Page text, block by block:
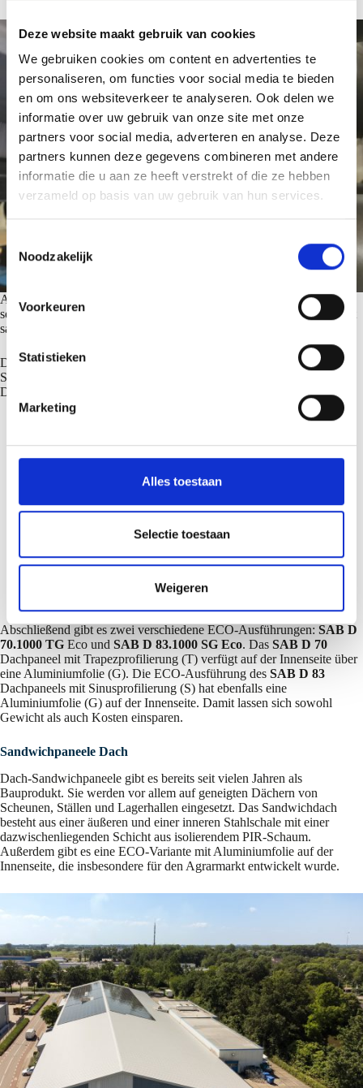
Deze website maakt gebruik van cookies
We gebruiken cookies om content en advertenties te
personaliseren, om functies voor social media te bieden
en om ons websiteverkeer te analyseren. Ook delen we
informatie over uw gebruik van onze site met onze
partners voor social media, adverteren en analyse. Deze
partners kunnen deze gegevens combineren met andere
informatie die u aan ze heeft verstrekt of die ze hebben
verzameld op basis van uw gebruik van hun services.
e
s
t
e
m
m
i
Noodzakelijk
Voorkeuren
Statistieken
Marketing
Alles toestaan
Selectie toestaan
Weigeren
Außerdem haben wir verschiedene Dachzubehörteile, wie Firstprofile
sowie First- und Rinnenabschlüsse, im Sortiment, um Ihr Dachprojekt
sauber und ansprechend abzuschließen.
Die Standardstapelung der Pakete bei Dachpaneelen mit einer
Sinusprofilierung erfolgt A/B/A/B, um Verformungen zu vermeiden.
Dies gilt auch für Dachpaneele mit einer sauberen Überlappung.
Abschließend gibt es zwei verschiedene ECO-Ausführungen: SAB D
70.1000 TG Eco und SAB D 83.1000 SG Eco. Das SAB D 70
Dachpaneel mit Trapezprofilierung (T) verfügt auf der Innenseite über
eine Aluminiumfolie (G). Die ECO-Ausführung des SAB D 83
Dachpaneels mit Sinusprofilierung (S) hat ebenfalls eine
Aluminiumfolie (G) auf der Innenseite. Damit lassen sich sowohl
Gewicht als auch Kosten einsparen.
Sandwichpaneele Dach
Dach-Sandwichpaneele gibt es bereits seit vielen Jahren als
Bauprodukt. Sie werden vor allem auf geneigten Dächern von
Scheunen, Ställen und Lagerhallen eingesetzt. Das Sandwichdach
besteht aus einer äußeren und einer inneren Stahlschale mit einer
dazwischenliegenden Schicht aus isolierendem PIR-Schaum.
Außerdem gibt es eine ECO-Variante mit Aluminiumfolie auf der
Innenseite, die insbesondere für den Agrarmarkt entwickelt wurde.